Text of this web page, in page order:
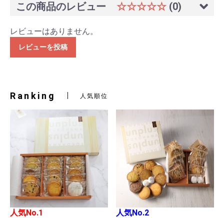
この商品のレビュー ☆☆☆☆☆ (0)
レビューはありません。
レビューを投稿
Ranking 人気順位
人気No.1
人気No.2